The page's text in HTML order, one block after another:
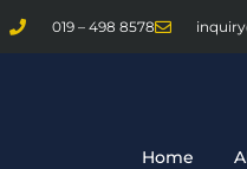
019 – 498 8578
Home